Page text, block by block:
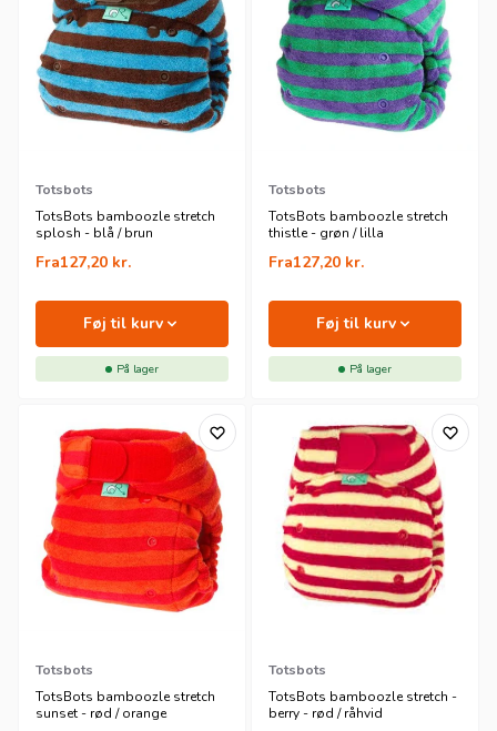
Totsbots
TotsBots bamboozle stretch
splosh - blå / brun
Fra127,20 kr.
Føj til kurv
På lager
Totsbots
TotsBots bamboozle stretch
thistle - grøn / lilla
Fra127,20 kr.
Føj til kurv
På lager
Totsbots
TotsBots bamboozle stretch
sunset - rød / orange
Totsbots
TotsBots bamboozle stretch -
berry - rød / råhvid